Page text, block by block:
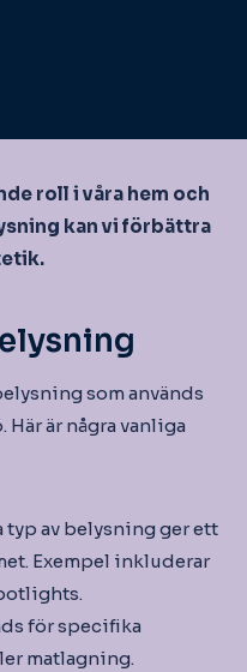
roll i våra hem och
kan vi förbättra
som används
är några vanliga
typ av belysning ger ett
Exempel inkluderar
för specifika
matlagning.